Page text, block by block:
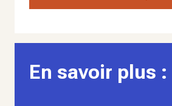
En savoir plus :